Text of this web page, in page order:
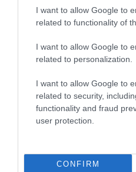
I want to allow Google to
related to functionality of
I want to allow Google to
related to personalization.
I want to allow Google to
related to security,
functionality and fraud
user protection.
CONFIRM